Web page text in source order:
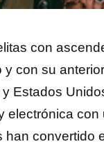
con
con su
Estados
electrónica con
convertido